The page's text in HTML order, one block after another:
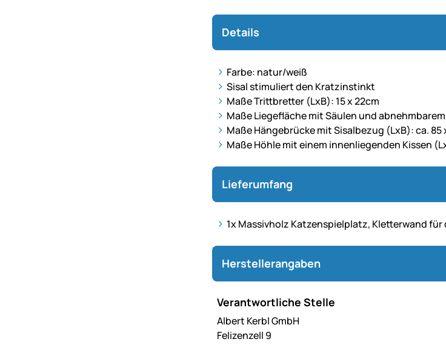
Details
Farbe: natur/weiß
Sisal stimuliert den Kratzinstinkt
Maße Trittbretter (LxB): 15 x 22cm
Maße Liegefläche mit Säulen und
Maße Hängebrücke mit Sisalbezug (LxB): ca. 85
Maße Höhle mit einem innenliegenden Kissen
Lieferumfang
1x Massivholz Katzenspielplatz, Kletterwand
Herstellerangaben
Verantwortliche Stelle
Albert Kerbl GmbH
Felizenzell 9